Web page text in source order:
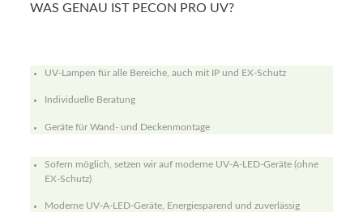
WAS GENAU IST PECON PRO UV?
UV-Lampen für alle Bereiche, auch mit IP und EX-Schutz
Individuelle Beratung
Geräte für Wand- und Deckenmontage
Sofern möglich, setzen wir auf moderne UV-A-LED-Geräte (ohne
EX-Schutz)
Moderne UV-A-LED-Geräte, Energiesparend und zuverlässig